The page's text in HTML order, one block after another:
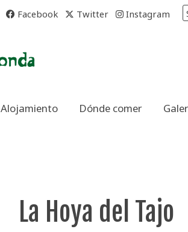
Facebook Twitter Instagram
Alojamiento Dónde comer
La Hoya del Tajo